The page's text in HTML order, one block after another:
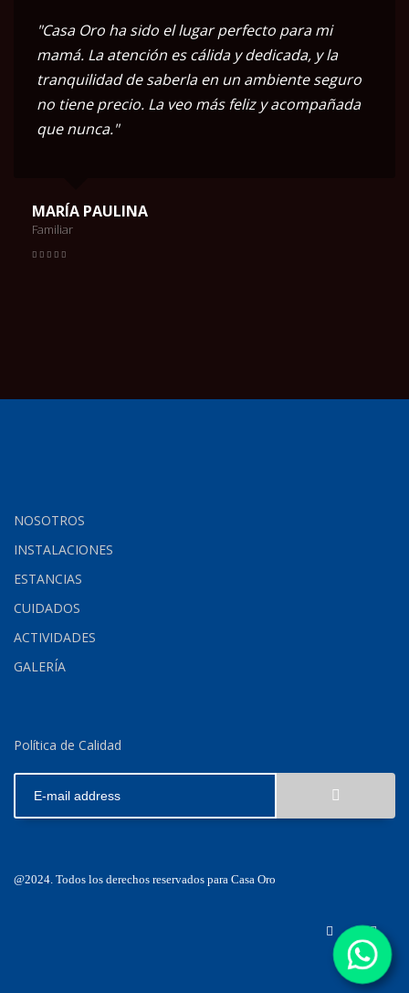
"Casa Oro ha sido el lugar perfecto para mi
mamá. La atención es cálida y dedicada, y la
tranquilidad de saberla en un ambiente seguro
no tiene precio. La veo más feliz y acompañada
que nunca."
MARÍA PAULINA
Familiar
NOSOTROS
INSTALACIONES
ESTANCIAS
CUIDADOS
ACTIVIDADES
GALERÍA
Política de Calidad
@2024. Todos los derechos reservados para Casa Oro